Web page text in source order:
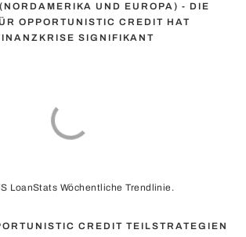
UND EUROPA) - DIE
OPPORTUNISTIC CREDIT HAT
SIGNIFIKANT
LoanStats Wöchentliche Trendlinie.
CREDIT TEILSTRATEGIEN